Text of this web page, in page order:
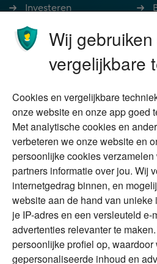
Investeren
Ondernemen
Stoppen met werken
Wonen
Duurzaam
Vermogensplanning
Tweede huis in
buitenland
DGA
Erfenis
Alles voor en over
Wij
vergelijkbare
Cookies en vergelijkbare
onze website en onze app goed
Met analytische cookies en
verbeteren we onze website en
persoonlijke cookies verzamelen
partners informatie over jou. Wij
internetgedrag binnen, en
website aan de hand van unieke
je IP-adres en een versleuteld e-
advertenties relevanter te
persoonlijke profiel op, waardoor
gepersonaliseerde inhoud en